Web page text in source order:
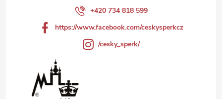
+420 734 818 599
https://www.facebook.com/ceskysperkcz
/cesky_sperk/